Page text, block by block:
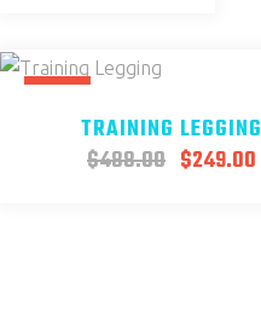
SALE
TRAINING LEGGING
$488.00 $249.00